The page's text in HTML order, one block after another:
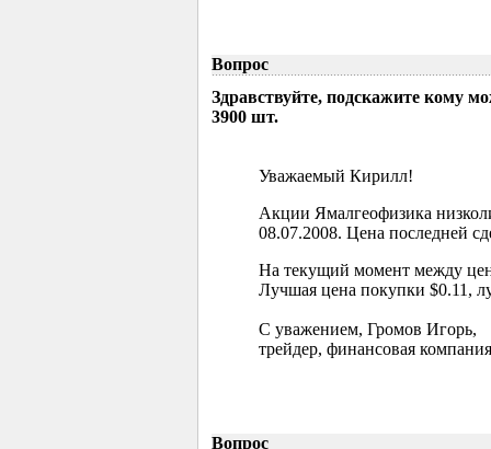
Вопрос
Здравствуйте, подскажите кому
3900 шт.
Уважаемый Кирилл!
Акции Ямалгеофизика
08.07.2008. Цена последней
На текущий момент между
Лучшая цена покупки $0.11,
С уважением, Громов Игорь,
трейдер, финансовая
Вопрос